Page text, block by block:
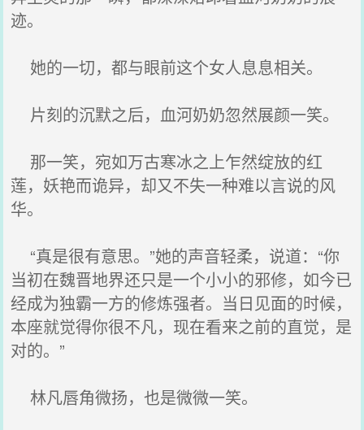
迹。
她的一切，都与眼前这个女人息息相关。
片刻的沉默之后，血河奶奶忽然展颜一笑。
那一笑，宛如万古寒冰之上乍然绽放的红
莲，妖艳而诡异，却又不失一种难以言说的风
华。
“真是很有意思。”她的声音轻柔，说道：“你
当初在魏晋地界还只是一个小小的邪修，如今已
经成为独霸一方的修炼强者。当日见面的时候，
本座就觉得你很不凡，现在看来之前的直觉，是
对的。”
林凡唇角微扬，也是微微一笑。